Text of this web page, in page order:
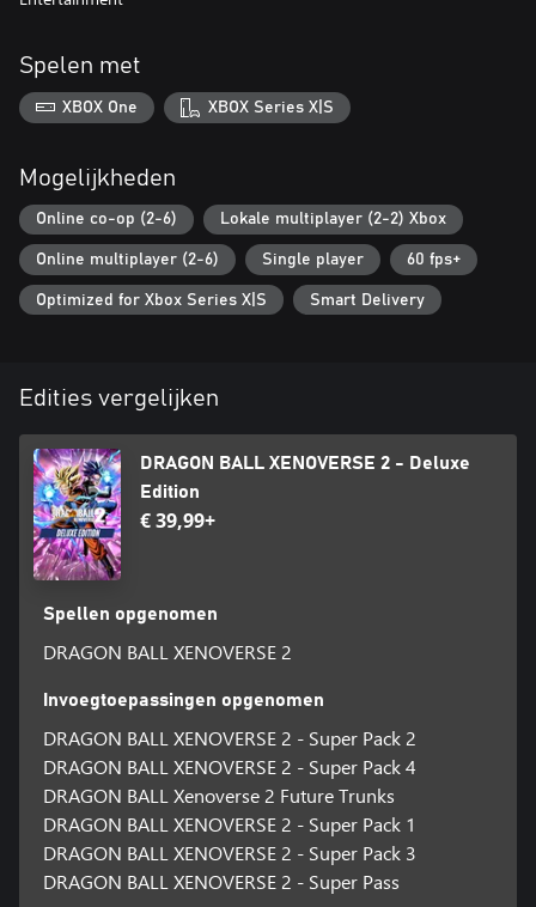
Spelen met
XBOX One XBOX Series X|S
Mogelijkheden
Online co-op (2-6) Lokale multiplayer (2-2) Xbox
Online multiplayer (2-6) Single player 60 fps+
Optimized for Xbox Series X|S Smart Delivery
Edities vergelijken
DRAGON BALL XENOVERSE 2 - Deluxe
Edition
€ 39,99+
Spellen opgenomen
DRAGON BALL XENOVERSE 2
Invoegtoepassingen opgenomen
DRAGON BALL XENOVERSE 2 - Super Pack 2
DRAGON BALL XENOVERSE 2 - Super Pack 4
DRAGON BALL Xenoverse 2 Future Trunks
DRAGON BALL XENOVERSE 2 - Super Pack 1
DRAGON BALL XENOVERSE 2 - Super Pack 3
DRAGON BALL XENOVERSE 2 - Super Pass